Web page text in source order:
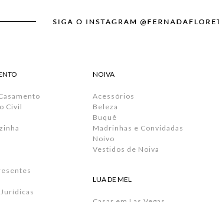
Civil
NOIVA
Acessórios
Beleza
Buquê
Madrinhas e Convidadas
Noivo
Vestidos de Noiva
LUA DE MEL